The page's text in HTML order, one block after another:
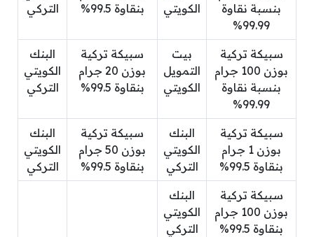
بنسبة نقاوة
99.99%
الكويتي
بنقاوة 99.5%
التركي
سبيكة تركية
بوزن 100 جرام
بنسبة نقاوة
99.99%
بيت
التمويل
الكويتي
سبيكة تركية
بوزن 20 جرام
بنقاوة 99.5%
البنك
الكويتي
التركي
سبيكة تركية
بوزن 1 جرام
بنقاوة 99.5%
البنك
الكويتي
التركي
سبيكة تركية
بوزن 50 جرام
بنقاوة 99.5%
البنك
الكويتي
التركي
سبيكة تركية
بوزن 100 جرام
بنقاوة 99.5%
البنك
الكويتي
التركي